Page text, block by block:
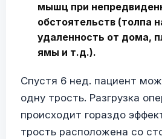
мышц при
обстоятельств (толпа
удаленность от дома,
ямы и т.д.).
Спустя 6 нед. пациент
одну трость. Разгрузка
происходит гораздо
трость расположена со